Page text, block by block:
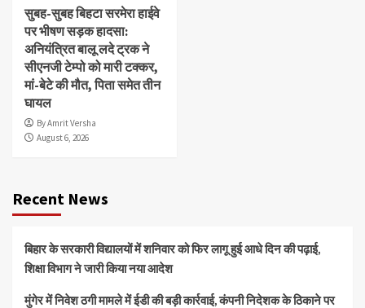
सुबह-सुबह बिहटा सरमेरा हाईवे
पर भीषण सड़क हादसा:
अनियंत्रित बालू लदे ट्रक ने
सीएनजी टेम्पो को मारी टक्कर,
मां-बेटे की मौत, पिता समेत तीन
घायल
By Amrit Versha
August 6, 2026
Recent News
बिहार के सरकारी विद्यालयों में शनिवार को फिर लागू हुई आधे दिन की पढ़ाई,
शिक्षा विभाग ने जारी किया नया आदेश
मुंगेर में निवेश ठगी मामले में ईडी की बड़ी कार्रवाई, कंपनी निदेशक के ठिकाने पर